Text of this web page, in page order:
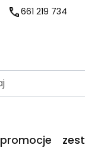
661 219 734
promocje